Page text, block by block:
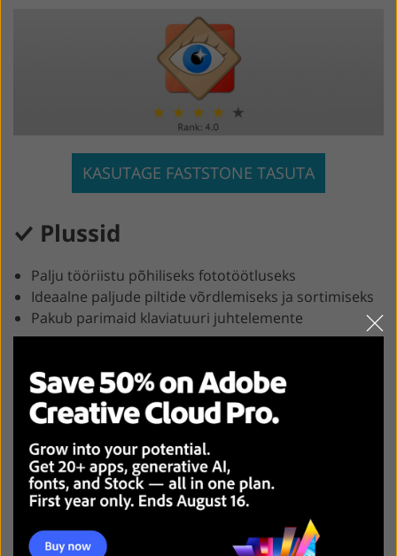
KASUTAGE FASTSTONE TASUTA
Plussid
Palju tööriistu põhiliseks fototöötluseks
Ideaalne paljude piltide võrdlemiseks ja sortimiseks
Pakub parimaid klaviatuuri juhtelemente
Miinused
Foto reitingu puudumine
FastStone on järgmine Adobe Bridge'i tasuta
alternatiiv. Kuigi see tarkvara toetab vähem formaate
kui teised sarnased programmid, on sellel turul
endiselt kõrgeimad positsioonid. FastStone'il on lihtne